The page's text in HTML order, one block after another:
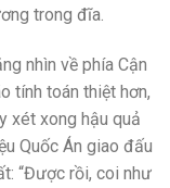
trong đĩa.
nhìn về phía Cận
tính toán thiệt hơn,
xét xong hậu quả
Quốc Án giao đấu
“Được rồi, coi như